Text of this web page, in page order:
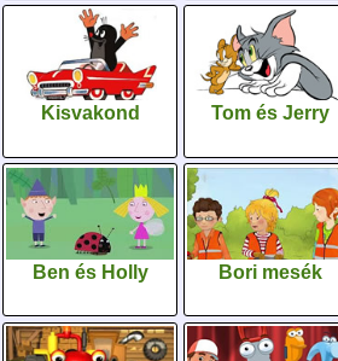
Kisvakond Tom és Jerry
Ben és Holly Bori mesék